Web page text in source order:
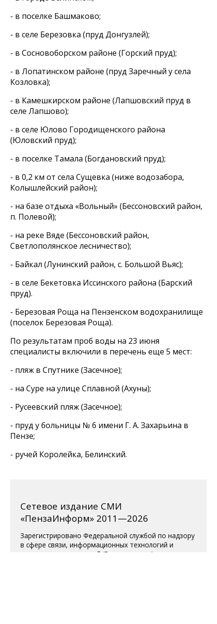
- в поселке Башмаково;
- в селе Березовка (пруд Донгузлей);
- в Сосновоборском районе (Горский пруд);
- в Лопатинском районе (пруд Заречный у села
Козловка);
- в Камешкирском районе (Лапшовский пруд в
селе Лапшово);
- в селе Юлово Городищенского района
(Юловский пруд);
- в поселке Тамала (Богдановский пруд);
- в 0,2 км от села Сущевка (ниже водозабора,
Колышлейский район);
- на базе отдыха «Вольный» (Бессоновский район,
п. Полевой);
- на реке Вяде (Бессоновский район,
Светлополянское лесничество);
- Байкал (Лунинский район, с. Большой Вьяс);
- в селе Бекетовка Иссинского района (Барский
пруд).
- Березовая Роща на Пензенском водохранилище
(поселок Березовая Роща).
По результатам проб воды на 23 июня
специалисты включили в перечень еще 5 мест:
- пляж в Спутнике (Засечное);
- на Суре на улице Сплавной (Ахуны);
- Русеевский пляж (Засечное);
- пруд у больницы № 6 имени Г. А. Захарьина в
Пензе;
- ручей Королейка, Белинский.
Сетевое издание СМИ
«ПензаИнформ» 2011—2026
Зарегистрировано Федеральной службой по надзору
в сфере связи, информационных технологий и
массовых коммуникаций (Роскомнадзор).